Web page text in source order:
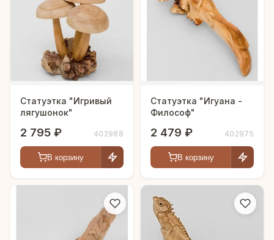
Статуэтка "Игривый
лягушонок"
2 795 ₽ 402988
В корзину
Статуэтка "Игуана -
Философ"
2 479 ₽ 402975
В корзину